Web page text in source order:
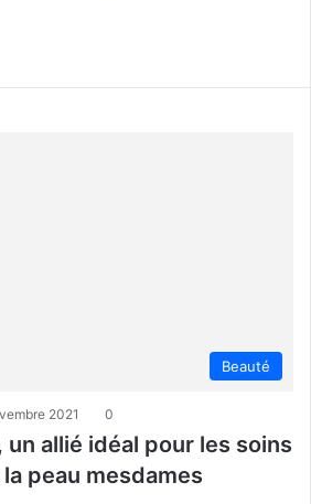
Beauté
2021 0
un allié idéal pour les soins
peau mesdames